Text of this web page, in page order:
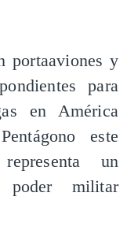
portaaviones y
para
en América
este
un
poder militar